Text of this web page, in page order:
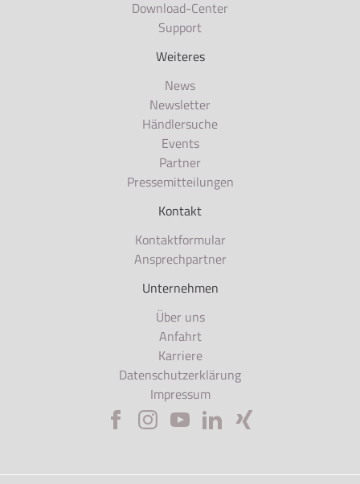
Download-Center
Support
Weiteres
News
Newsletter
Händlersuche
Events
Partner
Pressemitteilungen
Kontakt
Kontaktformular
Ansprechpartner
Unternehmen
Über uns
Anfahrt
Karriere
Datenschutzerklärung
Impressum